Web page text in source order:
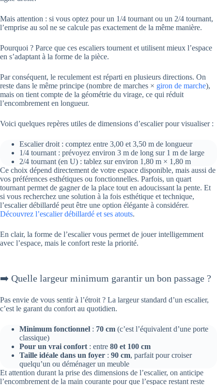
Mais attention : si vous optez pour un 1/4 tournant ou un 2/4 tournant,
l’emprise au sol ne se calcule pas exactement de la même manière.
Pourquoi ? Parce que ces escaliers tournent et utilisent mieux l’espace
en s’adaptant à la forme de la pièce.
Par conséquent, le reculement est réparti en plusieurs directions. On
reste dans le même principe (nombre de marches × giron de marche),
mais on tient compte de la géométrie du virage, ce qui réduit
l’encombrement en longueur.
Voici quelques repères utiles de dimensions d’escalier pour visualiser :
Escalier droit : comptez entre 3,00 et 3,50 m de longueur
1/4 tournant : prévoyez environ 3 m de long sur 1 m de large
2/4 tournant (en U) : tablez sur environ 1,80 m × 1,80 m
Ce choix dépend directement de votre espace disponible, mais aussi de
vos préférences esthétiques ou fonctionnelles. Parfois, un quart
tournant permet de gagner de la place tout en adoucissant la pente. Et
si vous recherchez une solution à la fois esthétique et technique,
l’escalier débillardé peut être une option élégante à considérer.
Découvrez l’escalier débillardé et ses atouts.
En clair, la forme de l’escalier vous permet de jouer intelligemment
avec l’espace, mais le confort reste la priorité.
➡️ Quelle largeur minimum garantir un bon passage ?
Pas envie de vous sentir à l’étroit ? La largeur standard d’un escalier,
c’est le garant du confort au quotidien.
Minimum fonctionnel : 70 cm (c’est l’équivalent d’une porte
classique)
Pour un vrai confort : entre 80 et 100 cm
Taille idéale dans un foyer : 90 cm, parfait pour croiser
quelqu’un ou déménager un meuble
Et attention durant la prise des dimensions de l’escalier, on anticipe
l’encombrement de la main courante pour que l’espace restant reste